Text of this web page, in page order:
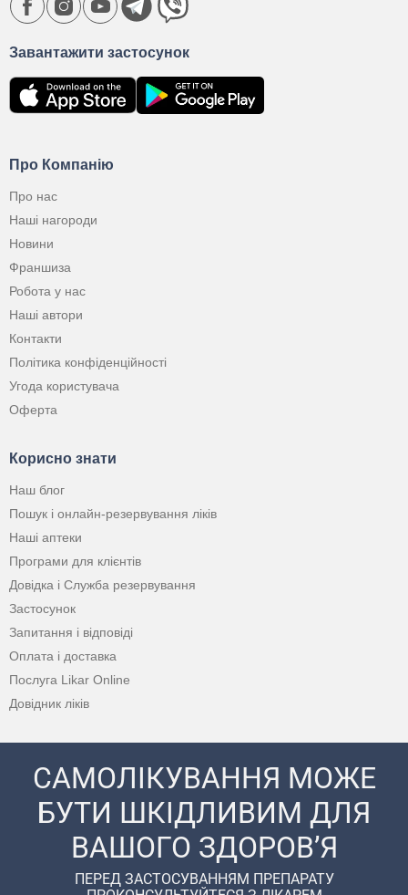
Про Компанію
Про нас
Наші нагороди
Новини
Франшиза
Робота у нас
Наші автори
Контакти
Політика конфіденційності
Угода користувача
Оферта
Корисно знати
Наш блог
Пошук і онлайн-резервування ліків
Наші аптеки
Програми для клієнтів
Довідка і Служба резервування
Застосунок
Запитання і відповіді
Оплата і доставка
Послуга Likar Online
Довідник ліків
Завантажити застосунок
САМОЛІКУВАННЯ МОЖЕ
БУТИ ШКІДЛИВИМ ДЛЯ
ВАШОГО ЗДОРОВ’Я
ПЕРЕД ЗАСТОСУВАННЯМ ПРЕПАРАТУ